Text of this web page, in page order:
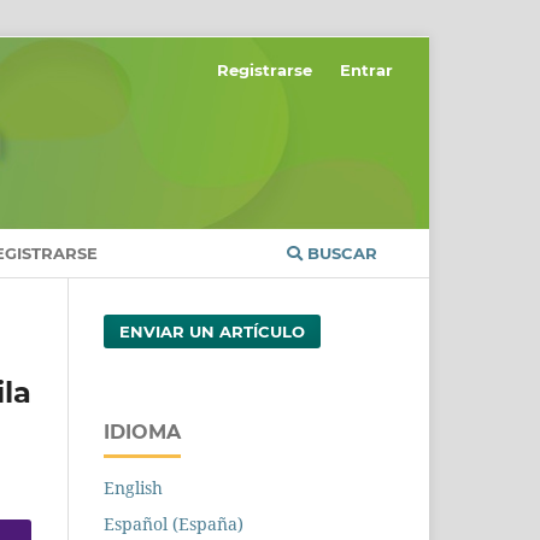
BUSCAR
Registrarse Entrar
ENVIAR UN ARTÍCULO
IDIOMA
English
Español (España)